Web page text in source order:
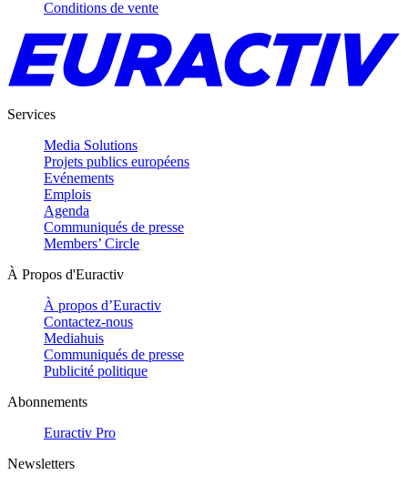
Conditions de vente
Services
Media Solutions
Projets publics européens
Evénements
Emplois
Agenda
Communiqués de presse
Members’ Circle
À Propos d'Euractiv
À propos d’Euractiv
Contactez-nous
Mediahuis
Communiqués de presse
Publicité politique
Abonnements
Euractiv Pro
Newsletters